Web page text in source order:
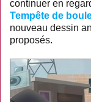
continuer en
Tempête de
nouveau dessin
proposés.